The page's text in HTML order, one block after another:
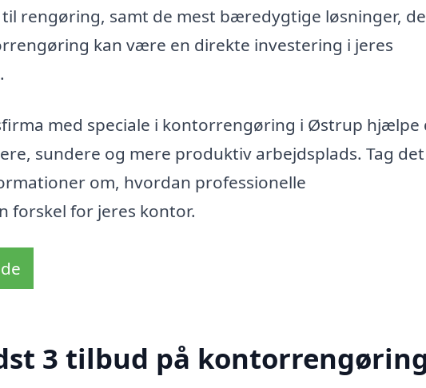
rengøring, samt de mest bæredygtige løsninger,
kan være en direkte investering i jeres
med speciale i kontorrengøring i Østrup hjælpe
sundere og mere produktiv arbejdsplads. Tag det
om, hvordan professionelle
forskel for jeres kontor.
3 tilbud på